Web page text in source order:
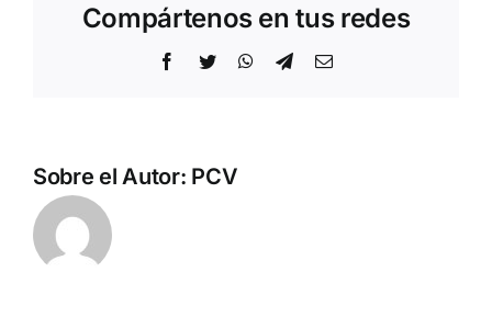
Compártenos en tus redes
Facebook
Twitter WhatsApp
TelegramCorreo
Sobre el Autor: PCV